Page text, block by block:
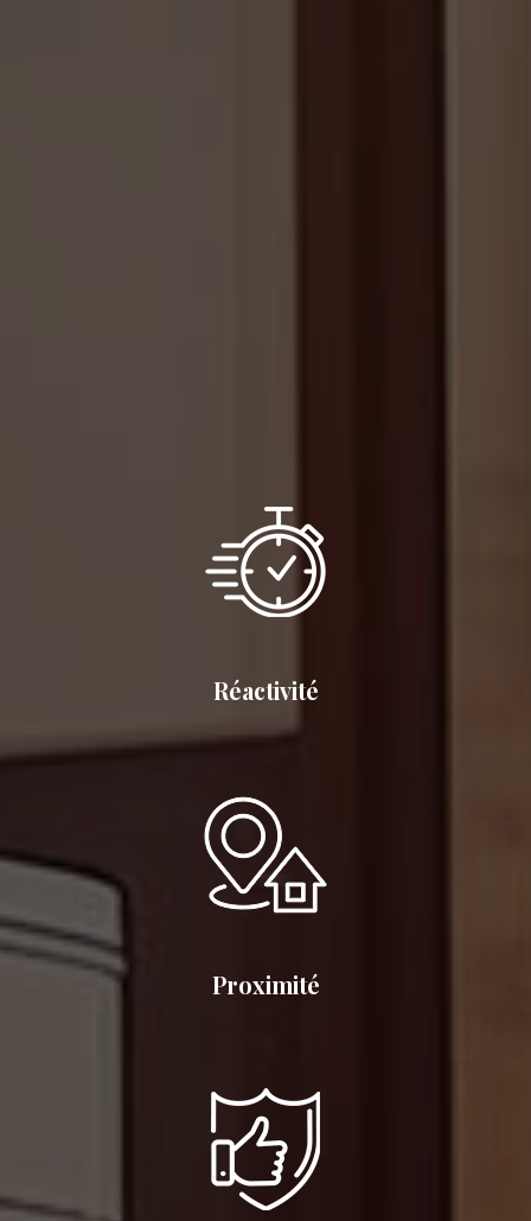
Réactivité
Proximité